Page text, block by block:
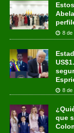
8 de
8 de
que